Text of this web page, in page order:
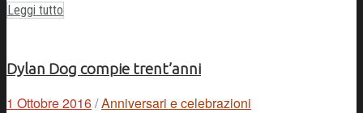
Leggi tutto
Dylan Dog compie trent’anni
1 Ottobre 2016/Anniversari e celebrazioni